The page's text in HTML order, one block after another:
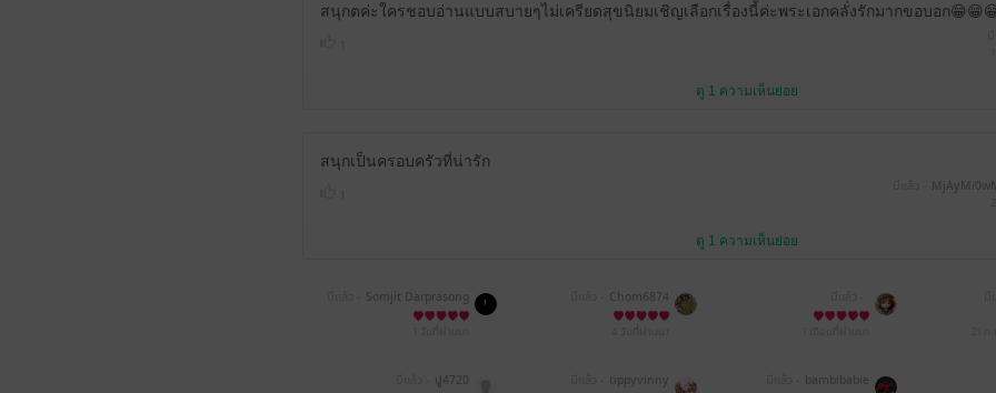
สนุกตค่ะใครชอบอ่านแบบสบายๆไม่เครียดสุขนิยมเชิญเลือกเรื่องนี้ค่ะพระเอกคลั่งรักมากขอบอก
ดู 1 ความเห็นย่อย
สนุกเป็นครอบครัวที่น่ารัก
ดู 1 ความเห็นย่อย
Somjit Darprasong Chom6874
ปู4720 tippyvinny bambibabie